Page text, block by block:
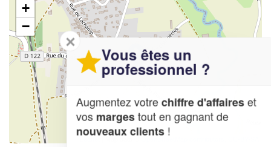
+
−
Leaflet| Map data ©OpenStreetMap contributors,
✕
Vous êtes un
professionnel ?
Augmentez votrechiffre d'affaireset
vosmargestout en gagnant de
nouveaux clients!